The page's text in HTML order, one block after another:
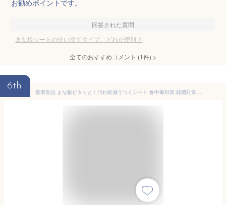
お勧めポイントです。
回答された質問
まな板シートの使い捨てタイプ、どれが便利？
全てのおすすめコメント (1件) >
6th
愛着良品 まな板ピタッと！汚れ軽減うつくシート 食中毒対策 雑菌対策 O157対策 まな板臭い移り まな板色移り まな板汚れ防止 力を入れても切れない動かない まな板シート 滑らない加工 ずれない加工 エンボス加工でくっつきにくい 厚手 丈夫 カットタイプ ロールじゃない